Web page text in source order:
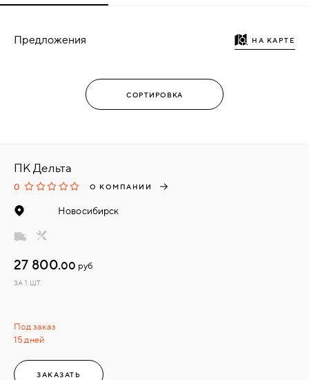
Предложения НА КАРТЕ
ПК Дельта
0 О КОМПАНИИ
Новосибирск
Под заказ
15 дней
27 800.00 руб
ЗА 1 ШТ.
ЗАКАЗАТЬ